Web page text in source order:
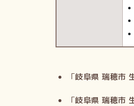
「岐阜県 瑞穂市
「岐阜県 瑞穂市